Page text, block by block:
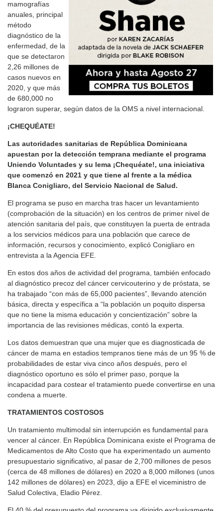
mamografías
anuales, principal
método
diagnóstico de la
enfermedad, de la
que se detectaron
2,26 millones de
casos nuevos en
2020, y que más
de 680,000 no
lograron superar, según datos de la OMS a nivel internacional.
¡CHEQUÉATE!
Las autoridades sanitarias de República Dominicana
apuestan por la detección temprana mediante el programa
Uniendo Voluntades y su lema ¡Chequéate!, una iniciativa
que comenzó en 2021 y que tiene al frente a la médica
Blanca Conigliaro, del Servicio Nacional de Salud.
El programa se puso en marcha tras hacer un levantamiento
(comprobación de la situación) en los centros de primer nivel de
atención sanitaria del país, que constituyen la puerta de entrada
a los servicios médicos para una población que carece de
información, recursos y conocimiento, explicó Conigliaro en
entrevista a la Agencia EFE.
En estos dos años de actividad del programa, también enfocado
al diagnóstico precoz del cáncer cervicouterino y de próstata, se
ha trabajado “con más de 65,000 pacientes”, llevando atención
básica, directa y específica a “la población un poquito dispersa
que no tiene la misma educación y concientización” sobre la
importancia de las revisiones médicas, contó la experta.
Los datos demuestran que una mujer que es diagnosticada de
cáncer de mama en estadios tempranos tiene más de un 95 % de
probabilidades de estar viva cinco años después, pero el
diagnóstico oportuno es sólo el primer paso, porque la
incapacidad para costear el tratamiento puede convertirse en una
condena a muerte.
TRATAMIENTOS COSTOSOS
Un tratamiento multimodal sin interrupción es fundamental para
vencer al cáncer. En República Dominicana existe el Programa de
Medicamentos de Alto Costo que ha experimentado un aumento
presupuestario significativo, al pasar de 2,700 millones de pesos
(cerca de 48 millones de dólares) en 2020 a 8,000 millones (unos
142 millones de dólares) en 2023, dijo a EFE el viceministro de
Salud Colectiva, Eladio Pérez.